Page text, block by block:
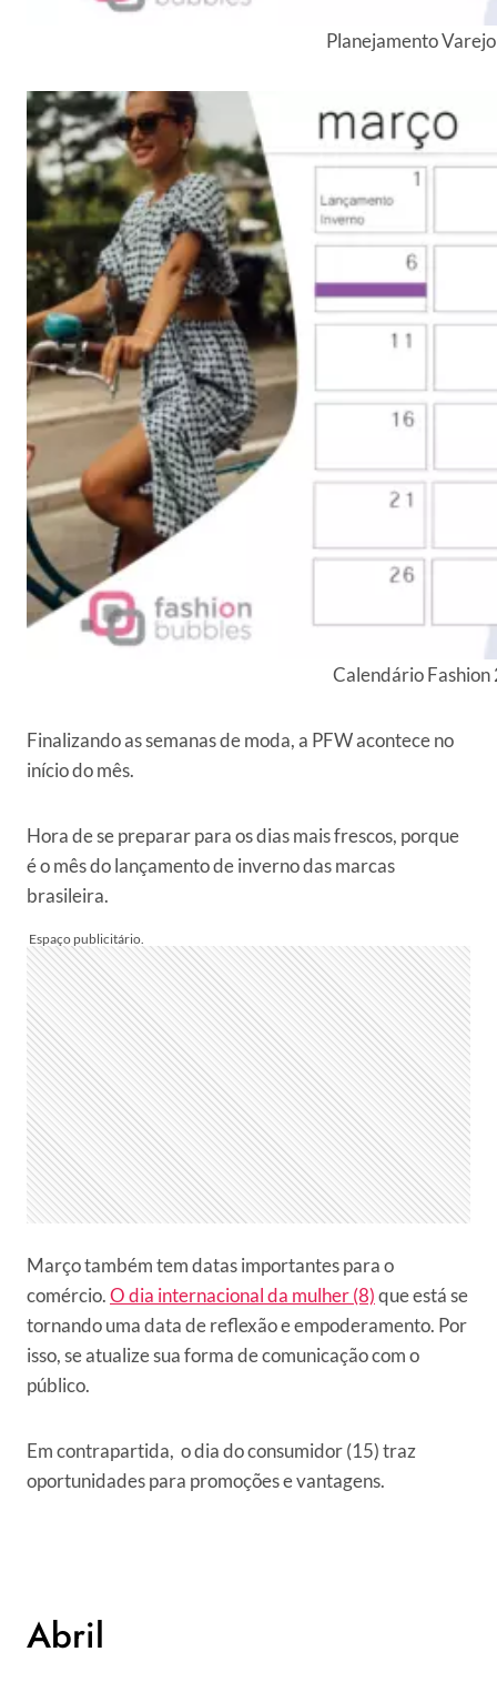
Planejamento
Calendário
Finalizando as semanas de moda, a PFW acontece no
início do mês.
Hora de se preparar para os dias mais frescos, porque
é o mês do lançamento de inverno das marcas
brasileira.
Março também tem datas importantes para o
comércio.O dia internacional da mulher (8)que está se
tornando uma data de reflexão e empoderamento. Por
isso, se atualize sua forma de comunicação com o
público.
Em contrapartida, o dia do consumidor (15) traz
oportunidades para promoções e vantagens.
Abril